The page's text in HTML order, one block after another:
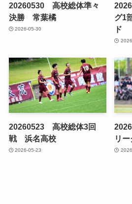
20260530 高校総体準々
決勝 常葉橘
2026-05-30
グ1
ド
20260523 高校総体3回
戦 浜名高校
2026-05-23
リ